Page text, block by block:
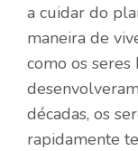
a cuidar do
maneira de
como os seres
décadas, os
rapidamente